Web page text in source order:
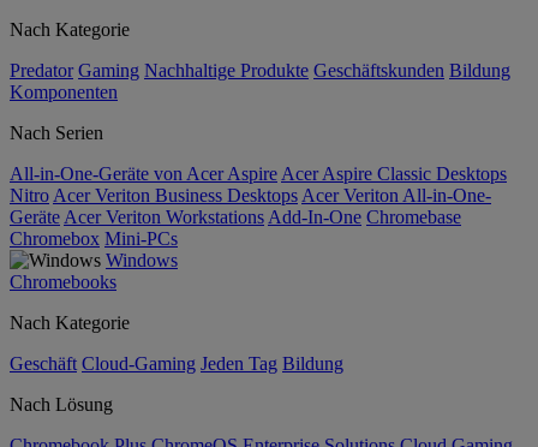
Nach Kategorie
Predator Gaming Nachhaltige Produkte Geschäftskunden Bildung
Komponenten
Nach Serien
All-in-One-Geräte von Acer Aspire Acer Aspire Classic Desktops
Nitro Acer Veriton Business Desktops Acer Veriton All-in-One-
Geräte Acer Veriton Workstations Add-In-One Chromebase
Chromebox Mini-PCs
Windows
Chromebooks
Nach Kategorie
Geschäft Cloud-Gaming Jeden Tag Bildung
Nach Lösung